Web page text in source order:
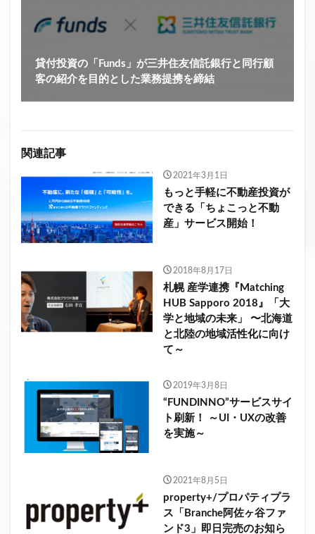
貸付投資の「Funds」が三井住友信託銀行と同行顧
客の紹介を目的とした業務提携を締結
関連記事
2021年3月1日
もっと手軽に不動産投資が
できる「ちょこっと不動
産」サービス開始！
2018年8月17日
札幌 産学連携『Matching
HUB Sapporo 2018』「大
学と地域の未来」 〜北海道
と北陸の地域活性化に向け
て～
2019年3月8日
“FUNDINNO”サービスサイ
ト刷新！ ～UI・UXの改善
を実施～
2021年8月5日
property+/プロパティプラ
ス「Branche阿佐ヶ谷ファ
ンド3」即日完売のお知ら